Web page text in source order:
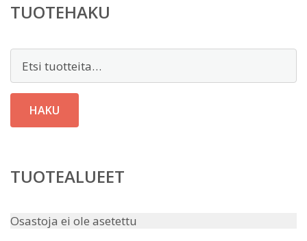
TUOTEHAKU
HAKU
TUOTEALUEET
Osastoja ei ole asetettu